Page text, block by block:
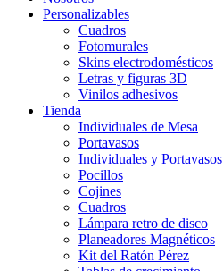
Personalizables
Cuadros
Fotomurales
Skins electrodomésticos
Letras y figuras 3D
Vinilos adhesivos
Tienda
Individuales de Mesa
Portavasos
Individuales y Portavasos
Pocillos
Cojines
Cuadros
Lámpara retro de disco
Planeadores Magnéticos
Kit del Ratón Pérez